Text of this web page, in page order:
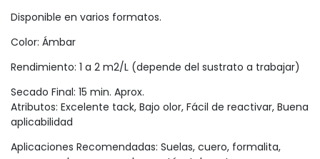
Disponible en varios formatos.
Color: Ámbar
Rendimiento: 1 a 2 m2/L (depende del sustrato a trabajar)
Secado Final: 15 min. Aprox.
Atributos: Excelente tack, Bajo olor, Fácil de reactivar, Buena
aplicabilidad
Aplicaciones Recomendadas: Suelas, cuero, formalita,